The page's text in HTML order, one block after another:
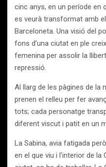
cinc anys, en un període en
es veurà transformat amb
Barceloneta. Una visió del
fons d’una ciutat en ple
femenina per assolir la
repressió.
Al llarg de les pàgines de la
prenen el relleu per fer
tots; cada personatge
diferent viscut i patit en un
La Sabina, avia fatigada
en el que viu i l’interior de